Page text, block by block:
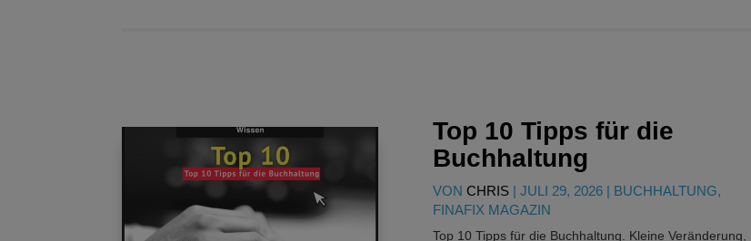
Top 10 Tipps für die
Buchhaltung
VON CHRIS| JULI 29, 2026| BUCHHALTUNG,
FINAFIX MAGAZIN
Top 10 Tipps für die Buchhaltung. Kleine Veränderung,